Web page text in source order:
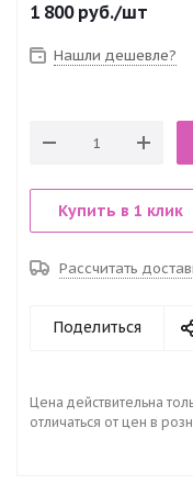
1 800руб./шт
Нашли дешевле?
Купить в 1 клик
Рассчитать
Поделиться
Цена действительна
отличаться от цен в